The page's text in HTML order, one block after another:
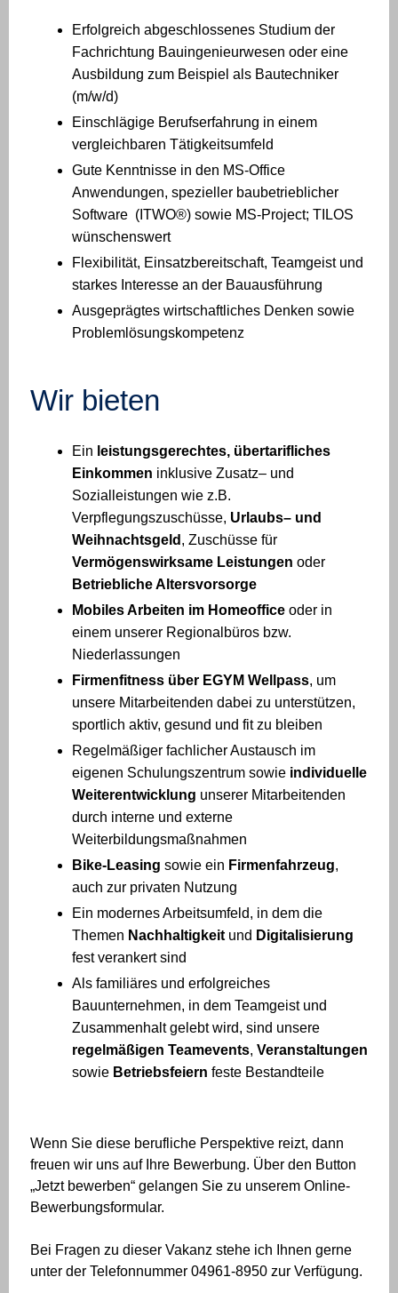
Erfolgreich abgeschlossenes Studium der
Fachrichtung Bauingenieurwesen oder eine
Ausbildung zum Beispiel als Bautechniker
(m/w/d)
Einschlägige Berufserfahrung in einem
vergleichbaren Tätigkeitsumfeld
Gute Kenntnisse in den MS-Office
Anwendungen, spezieller baubetrieblicher
Software (ITWO®) sowie MS-Project; TILOS
wünschenswert
Flexibilität, Einsatzbereitschaft, Teamgeist und
starkes Interesse an der Bauausführung
Ausgeprägtes wirtschaftliches Denken sowie
Problemlösungskompetenz
Wir bieten
Ein leistungsgerechtes, übertarifliches
Einkommen inklusive Zusatz– und
Sozialleistungen wie z.B.
Verpflegungszuschüsse, Urlaubs– und
Weihnachtsgeld , Zuschüsse für
Vermögenswirksame Leistungen oder
Betriebliche Altersvorsorge
Mobiles Arbeiten im Homeoffice oder in
einem unserer Regionalbüros bzw.
Niederlassungen
Firmenfitness über EGYM Wellpass, um
unsere Mitarbeitenden dabei zu unterstützen,
sportlich aktiv, gesund und fit zu bleiben
Regelmäßiger fachlicher Austausch im
eigenen Schulungszentrum sowie individuelle
Weiterentwicklung unserer Mitarbeitenden
durch interne und externe
Weiterbildungsmaßnahmen
Bike-Leasing sowie ein Firmenfahrzeug,
auch zur privaten Nutzung
Ein modernes Arbeitsumfeld, in dem die
Themen Nachhaltigkeit und Digitalisierung
fest verankert sind
Als familiäres und erfolgreiches
Bauunternehmen, in dem Teamgeist und
Zusammenhalt gelebt wird, sind unsere
regelmäßigen Teamevents, Veranstaltungen
sowie Betriebsfeiern feste Bestandteile
Wenn Sie diese berufliche Perspektive reizt, dann
freuen wir uns auf Ihre Bewerbung. Über den Button
„Jetzt bewerben“ gelangen Sie zu unserem Online-
Bewerbungsformular.
Bei Fragen zu dieser Vakanz stehe ich Ihnen gerne
unter der Telefonnummer 04961-8950 zur Verfügung.